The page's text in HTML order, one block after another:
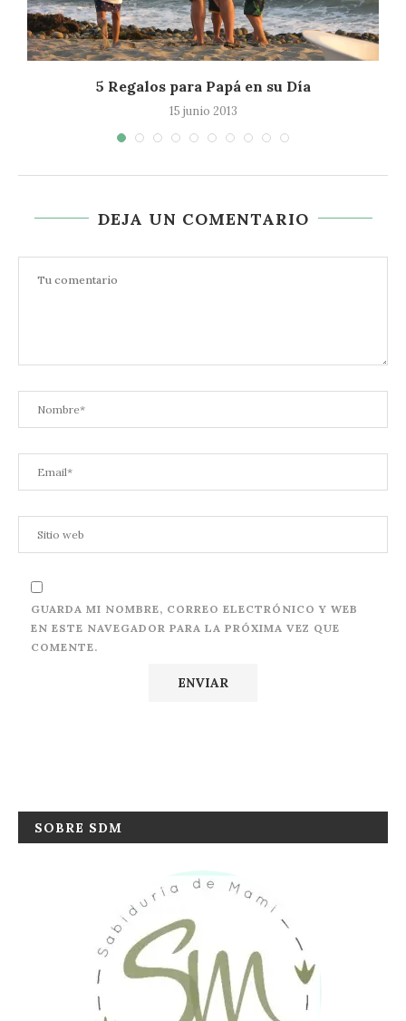
5 Regalos para Papá en su Día
15 junio 2013
DEJA UN COMENTARIO
GUARDA MI NOMBRE, CORREO ELECTRÓNICO Y WEB
EN ESTE NAVEGADOR PARA LA PRÓXIMA VEZ QUE
COMENTE.
SOBRE SDM